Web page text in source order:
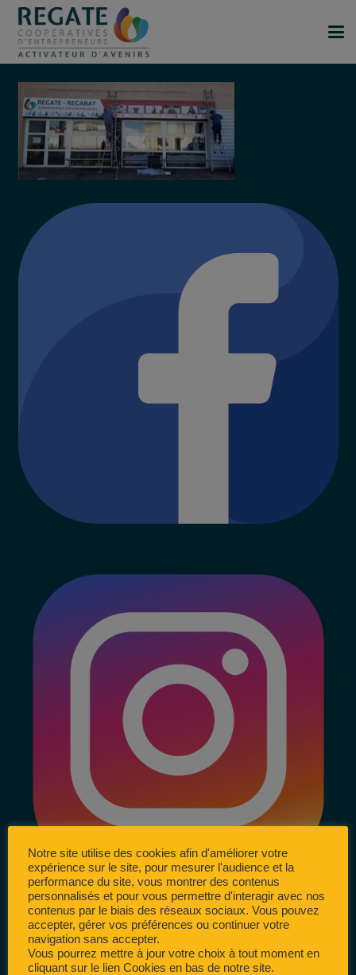
Notre site utilise des cookies afin d'améliorer votre
expérience sur le site, pour mesurer l'audience et la
performance du site, vous montrer des contenus
personnalisés et pour vous permettre d'interagir avec nos
contenus par le biais des réseaux sociaux. Vous pouvez
accepter, gérer vos préférences ou continuer votre
navigation sans accepter.
Vous pourrez mettre à jour votre choix à tout moment en
cliquant sur le lien Cookies en bas de notre site.